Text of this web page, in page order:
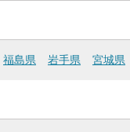
福島県 岩手県 宮城県